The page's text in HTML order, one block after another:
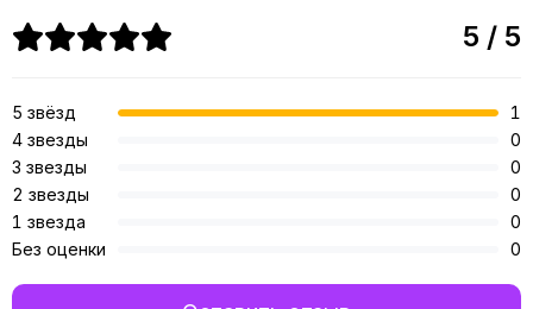
5 / 5
5 звёзд
1
4 звезды
0
3 звезды
0
2 звезды
0
1 звезда
0
Без оценки
0